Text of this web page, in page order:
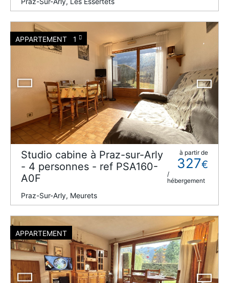
APPARTEMENT 1
Studio cabine à Praz-sur-Arly
- 4 personnes - ref PSA160-
A0F
Praz-Sur-Arly, Meurets
à partir de
327€
/
hébergement
APPARTEMENT